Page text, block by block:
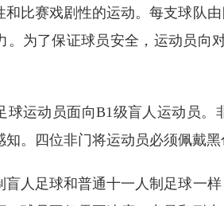
和比赛戏剧性的运动。每支球队
。为了保证球员安全，运动员向
球运动员面向B1级盲人运动员
知。四位非门将运动员必须佩戴
盲人足球和普通十一人制足球一